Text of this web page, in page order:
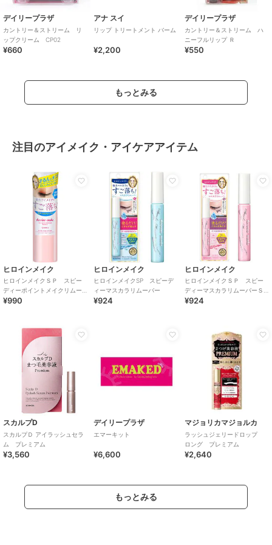
デイリープラザ
カントリー＆ストリーム リ
ップクリーム CP02
¥660
アナ スイ
リップ トリートメント バーム
¥2,200
デイリープラザ
カントリー＆ストリーム ハ
ニーフルリップ Ｒ
¥550
もっとみる
注目のアイメイク・アイケアアイテム
ヒロインメイク
ヒロインメイクＳＰ スピー
ディーポイントメイクリムー
バー
¥990
ヒロインメイク
ヒロインメイクSP スピーデ
ィーマスカラリムーバー
¥924
ヒロインメイク
ヒロインメイクＳＰ スピー
ディーマスカラリムーバーＳ
Ｋ
¥924
スカルプD
スカルプＤ アイラッシュセラ
ム プレミアム
¥3,560
デイリープラザ
エマーキット
¥6,600
マジョリカマジョルカ
ラッシュジェリードロップ
ロング プレミアム
¥2,640
もっとみる